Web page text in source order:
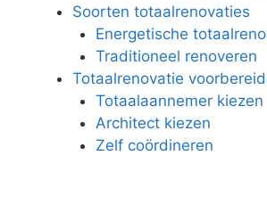
Soorten totaalrenovaties
Energetische
Traditioneel renoveren
Totaalrenovatie
Totaalaannemer kiezen
Architect kiezen
Zelf coördineren